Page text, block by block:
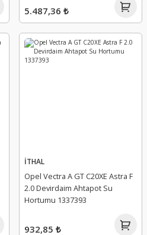
5.487,36 ₺
İTHAL
Opel Vectra A GT C20XE Astra F
2.0 Devirdaim Ahtapot Su
Hortumu 1337393
932,85 ₺